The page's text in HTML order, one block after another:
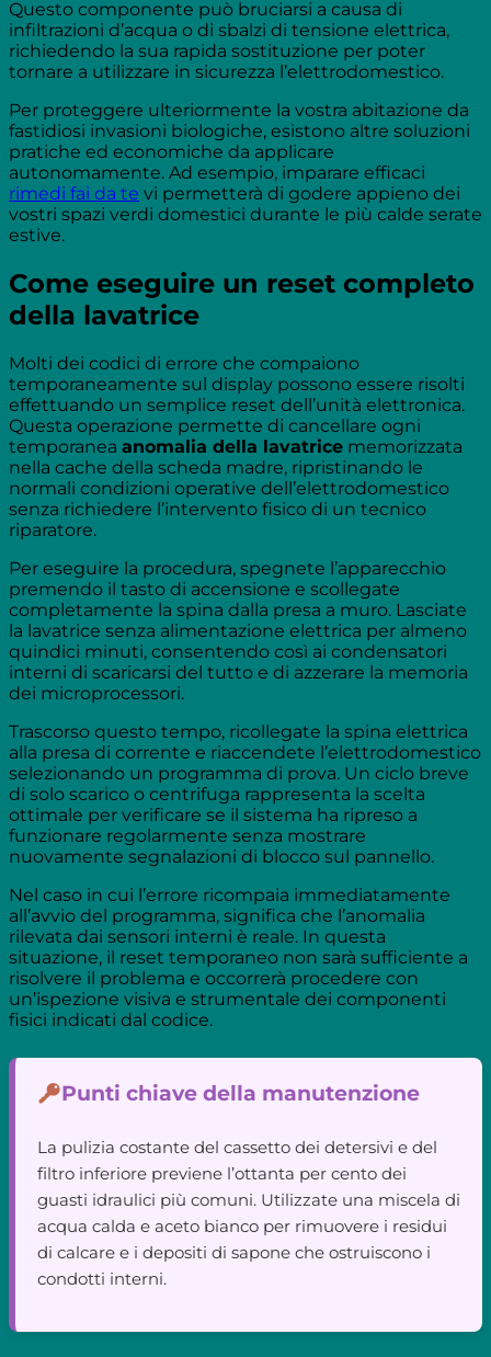
Questo componente può bruciarsi a causa di
infiltrazioni d’acqua o di sbalzi di tensione elettrica,
richiedendo la sua rapida sostituzione per poter
tornare a utilizzare in sicurezza l’elettrodomestico.
Per proteggere ulteriormente la vostra abitazione da
fastidiosi invasioni biologiche, esistono altre soluzioni
pratiche ed economiche da applicare
autonomamente. Ad esempio, imparare efficaci
rimedi fai da te vi permetterà di godere appieno dei
vostri spazi verdi domestici durante le più calde serate
estive.
Come eseguire un reset completo
della lavatrice
Molti dei codici di errore che compaiono
temporaneamente sul display possono essere risolti
effettuando un semplice reset dell’unità elettronica.
Questa operazione permette di cancellare ogni
temporanea anomalia della lavatrice memorizzata
nella cache della scheda madre, ripristinando le
normali condizioni operative dell’elettrodomestico
senza richiedere l’intervento fisico di un tecnico
riparatore.
Per eseguire la procedura, spegnete l’apparecchio
premendo il tasto di accensione e scollegate
completamente la spina dalla presa a muro. Lasciate
la lavatrice senza alimentazione elettrica per almeno
quindici minuti, consentendo così ai condensatori
interni di scaricarsi del tutto e di azzerare la memoria
dei microprocessori.
Trascorso questo tempo, ricollegate la spina elettrica
alla presa di corrente e riaccendete l’elettrodomestico
selezionando un programma di prova. Un ciclo breve
di solo scarico o centrifuga rappresenta la scelta
ottimale per verificare se il sistema ha ripreso a
funzionare regolarmente senza mostrare
nuovamente segnalazioni di blocco sul pannello.
Nel caso in cui l’errore ricompaia immediatamente
all’avvio del programma, significa che l’anomalia
rilevata dai sensori interni è reale. In questa
situazione, il reset temporaneo non sarà sufficiente a
risolvere il problema e occorrerà procedere con
un’ispezione visiva e strumentale dei componenti
fisici indicati dal codice.
Punti chiave della manutenzione
La pulizia costante del cassetto dei detersivi e del
filtro inferiore previene l’ottanta per cento dei
guasti idraulici più comuni. Utilizzate una miscela di
acqua calda e aceto bianco per rimuovere i residui
di calcare e i depositi di sapone che ostruiscono i
condotti interni.